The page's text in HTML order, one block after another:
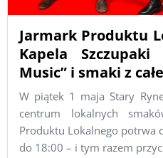
Jarmark Produktu
Kapela
Music” i smaki z
W piątek 1 maja Stary
centrum lokalnych
Produktu Lokalnego potrwa
do 18:00 – i tym razem